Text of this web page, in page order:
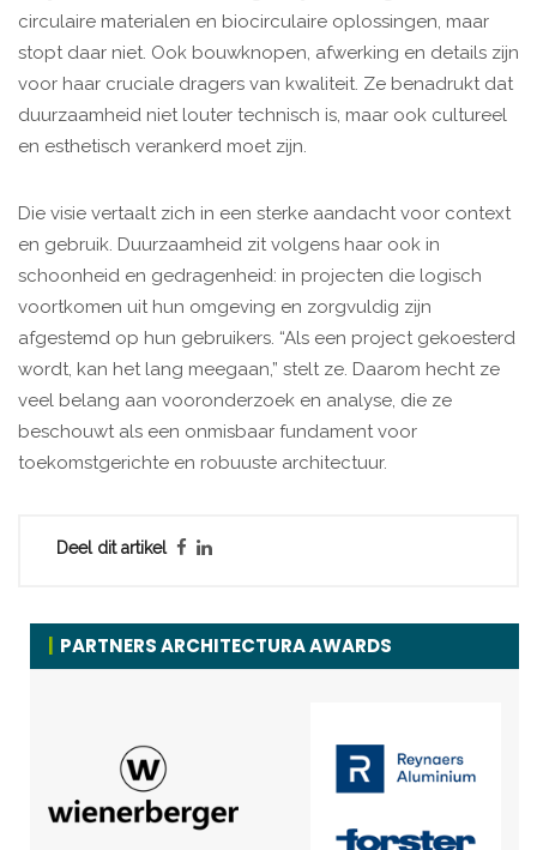
circulaire materialen en biocirculaire oplossingen, maar
stopt daar niet. Ook bouwknopen, afwerking en details zijn
voor haar cruciale dragers van kwaliteit. Ze benadrukt dat
duurzaamheid niet louter technisch is, maar ook cultureel
en esthetisch verankerd moet zijn.
Die visie vertaalt zich in een sterke aandacht voor context
en gebruik. Duurzaamheid zit volgens haar ook in
schoonheid en gedragenheid: in projecten die logisch
voortkomen uit hun omgeving en zorgvuldig zijn
afgestemd op hun gebruikers. “Als een project gekoesterd
wordt, kan het lang meegaan,” stelt ze. Daarom hecht ze
veel belang aan vooronderzoek en analyse, die ze
beschouwt als een onmisbaar fundament voor
toekomstgerichte en robuuste architectuur.
Deel dit artikel
PARTNERS ARCHITECTURA AWARDS